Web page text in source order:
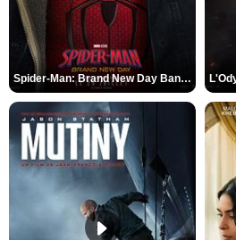
Spider-Man: Brand New Day Bande-annonce VO STFR